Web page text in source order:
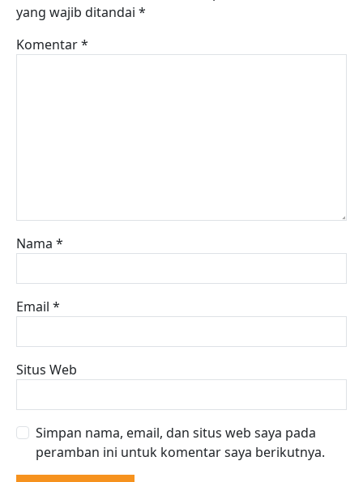
yang wajib ditandai *
Komentar*
Nama *
Email *
Situs Web
Simpan nama, email, dan situs web saya pada
peramban ini untuk komentar saya berikutnya.